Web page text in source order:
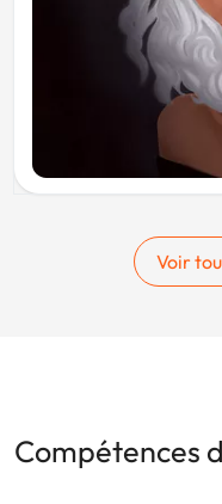
Voir
Compétences